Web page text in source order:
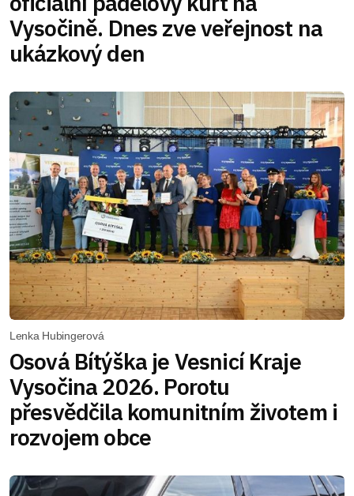
Vysočině. Dnes zve veřejnost na
ukázkový den
Lenka Hubingerová
Osová Bítýška je Vesnicí Kraje
Vysočina 2026. Porotu
přesvědčila komunitním životem i
rozvojem obce